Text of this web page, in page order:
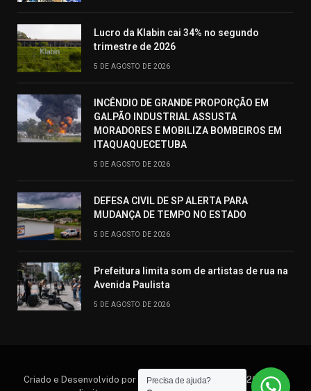
Lucro da Klabin cai 34% no segundo
trimestre de 2026
5 DE AGOSTO DE 2026
INCÊNDIO DE GRANDE PROPORÇÃO EM
GALPÃO INDUSTRIAL ASSUSTA
MORADORES E MOBILIZA BOMBEIROS EM
ITAQUAQUECETUBA
5 DE AGOSTO DE 2026
DEFESA CIVIL DE SP ALERTA PARA
MUDANÇA DE TEMPO NO ESTADO
5 DE AGOSTO DE 2026
Prefeitura limita som de artistas de rua na
Avenida Paulista
5 DE AGOSTO DE 2026
Criado e Desenvolvido por Hosting Prime Brasil © 2026 Todos
Precisa de ajuda?